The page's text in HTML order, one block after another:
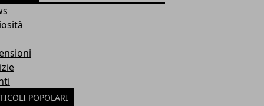
POPOLARI